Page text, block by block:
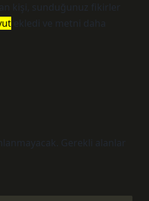
kişi, sunduğunuz fikirler
ekledi ve metni daha
Gerekli alanlar